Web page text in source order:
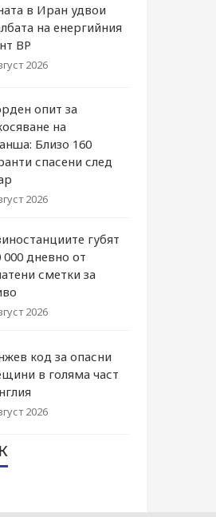
в Иран удвои
на енергийния
BP
2026
опит за
на
Близо 160
спасени след
2026
губят
000 дневно от
сметки за
2026
код за опасни
в голяма част
2026